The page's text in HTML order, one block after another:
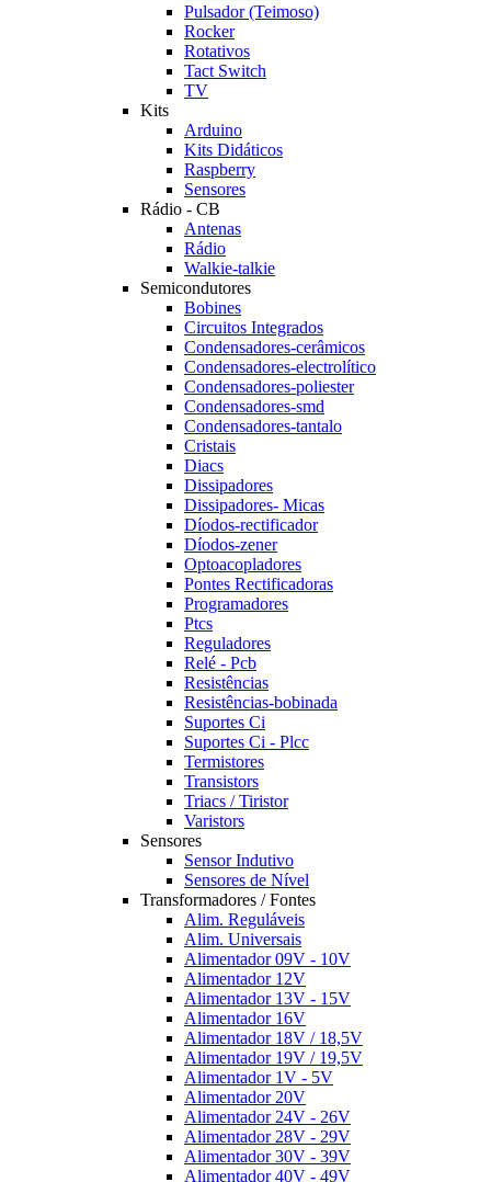
Pulsador (Teimoso)
Rocker
Rotativos
Tact Switch
TV
Kits
Arduino
Kits Didáticos
Raspberry
Sensores
Rádio - CB
Antenas
Rádio
Walkie-talkie
Semicondutores
Bobines
Circuitos Integrados
Condensadores-cerâmicos
Condensadores-electrolítico
Condensadores-poliester
Condensadores-smd
Condensadores-tantalo
Cristais
Diacs
Dissipadores
Dissipadores- Micas
Díodos-rectificador
Díodos-zener
Optoacopladores
Pontes Rectificadoras
Programadores
Ptcs
Reguladores
Relé - Pcb
Resistências
Resistências-bobinada
Suportes Ci
Suportes Ci - Plcc
Termistores
Transistors
Triacs / Tiristor
Varistors
Sensores
Sensor Indutivo
Sensores de Nível
Transformadores / Fontes
Alim. Reguláveis
Alim. Universais
Alimentador 09V - 10V
Alimentador 12V
Alimentador 13V - 15V
Alimentador 16V
Alimentador 18V / 18,5V
Alimentador 19V / 19,5V
Alimentador 1V - 5V
Alimentador 20V
Alimentador 24V - 26V
Alimentador 28V - 29V
Alimentador 30V - 39V
Alimentador 40V - 49V